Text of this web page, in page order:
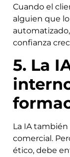
Cuando el
alguien que
confianza
5. La
La IA
comercial.
ético, debe